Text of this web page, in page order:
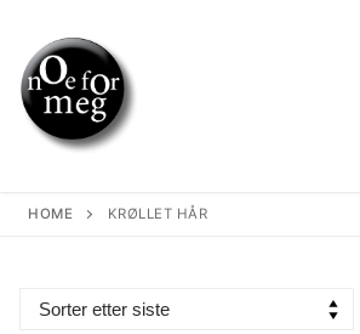
content
HOME KRØLLET HÅR